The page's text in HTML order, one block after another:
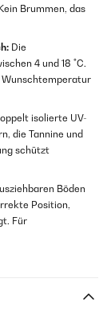
Brummen, das
Die
4 und 18 °C.
isolierte UV-
die Tannine und
schützt
Böden
Position,
Für